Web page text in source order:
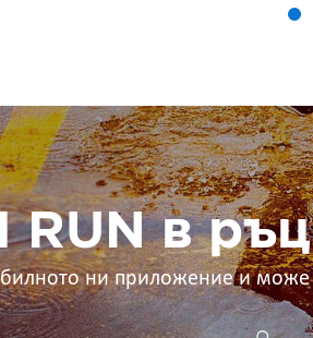
RUN в
ни приложение и